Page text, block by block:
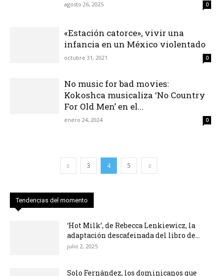
agosto 26, 2025 0
«Estación catorce», vivir una
infancia en un México violentado
octubre 31, 2021 0
No music for bad movies:
Kokoshca musicaliza ‘No Country
For Old Men’ en el...
enero 24, 2024 0
3 4 5
Tendencias del momento
‘Hot Milk’, de Rebecca Lenkiewicz, la
adaptación descafeinada del libro de...
julio 2, 2025
Solo Fernández, los dominicanos que